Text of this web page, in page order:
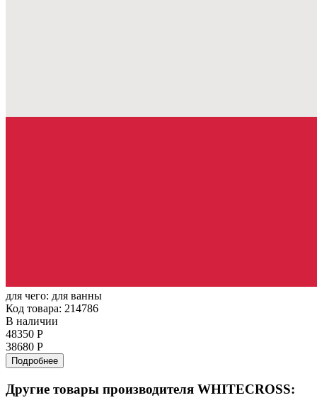
для чего: для ванны
Код товара: 214786
В наличии
48350 Р
38680 Р
Подробнее
Другие товары производителя WHITECROSS: